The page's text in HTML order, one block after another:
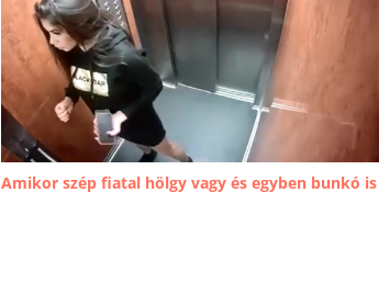
Amikor szép fiatal hölgy vagy és egyben bunkó is